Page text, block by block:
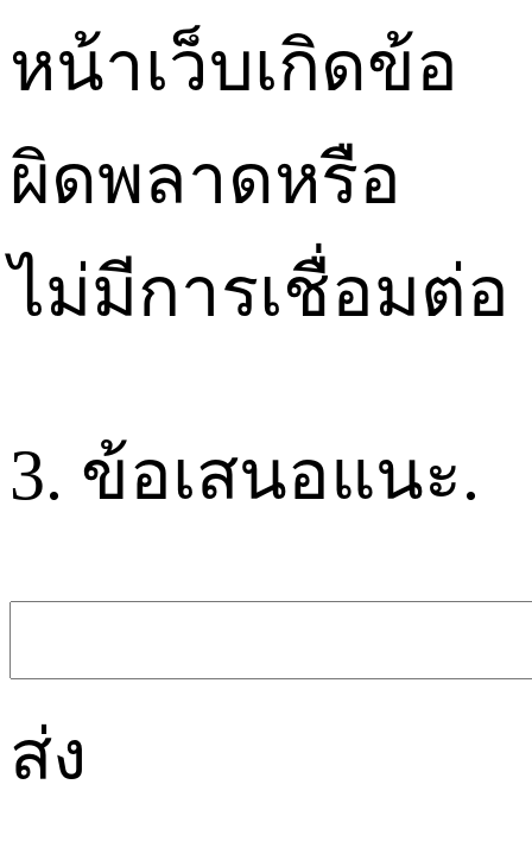
หน้าเว็บเกิดข้อ
ผิดพลาดหรือ
ไม่มีการเชื่อมต่อ
3. ข้อเสนอแนะ.
ส่ง